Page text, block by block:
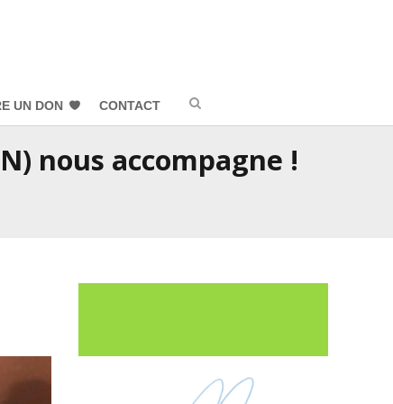
UN DON CONTACT
nous accompagne !